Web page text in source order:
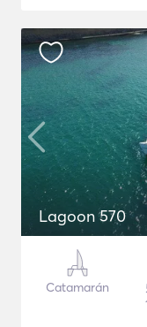
Lagoon 570
Catamarán